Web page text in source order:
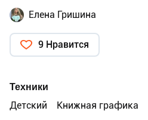
Елена Гришина
9 Нравится
Техники
Детский
Книжная графика